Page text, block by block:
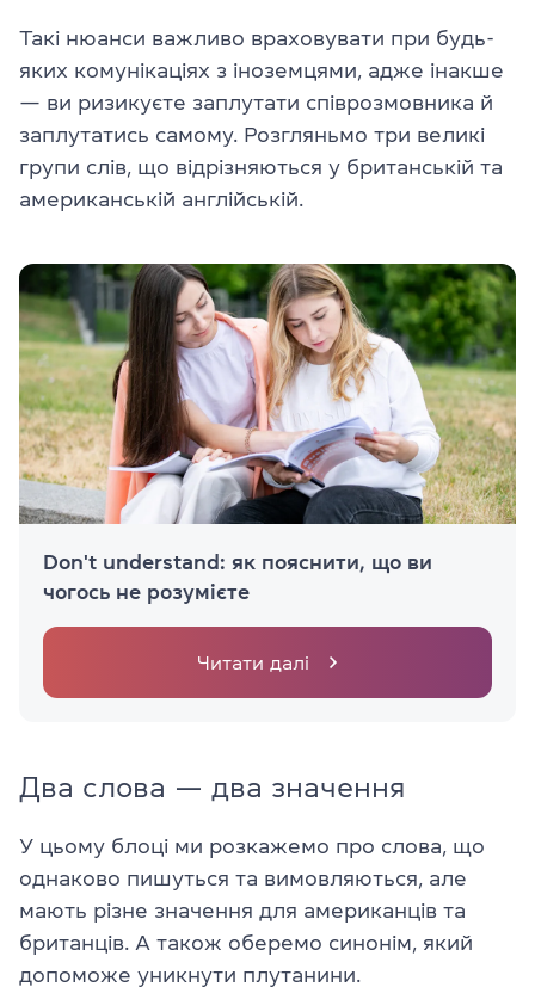
Такі нюанси важливо враховувати при будь-
яких комунікаціях з іноземцями, адже інакше
— ви ризикуєте заплутати співрозмовника й
заплутатись самому. Розгляньмо три великі
групи слів, що відрізняються у британській та
американській англійській.
Don't understand: як пояснити, що ви
чогось не розумієте
Читати далі
Два слова — два значення
У цьому блоці ми розкажемо про слова, що
однаково пишуться та вимовляються, але
мають різне значення для американців та
британців. А також оберемо синонім, який
допоможе уникнути плутанини.